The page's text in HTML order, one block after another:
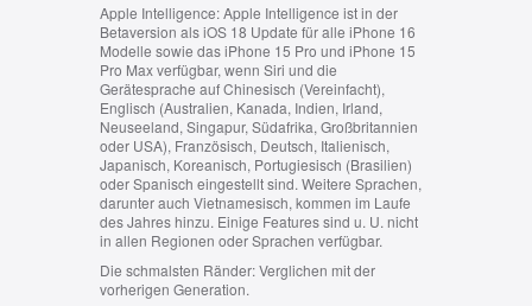
Apple Intelligence:Apple Intelligence ist in der
Betaversion als iOS 18 Update für alle iPhone 16
Modelle sowie das iPhone 15 Pro und iPhone 15
Pro Max verfügbar, wenn Siri und die
Gerätesprache auf Chinesisch (Vereinfacht),
Englisch (Australien, Kanada, Indien, Irland,
Neuseeland, Singapur, Südafrika, Großbritannien
oder USA), Französisch, Deutsch, Italienisch,
Japanisch, Koreanisch, Portugiesisch (Brasilien)
oder Spanisch eingestellt sind. Weitere Sprachen,
darunter auch Vietnamesisch, kommen im Laufe
des Jahres hinzu. Einige Features sind u. U. nicht
in allen Regionen oder Sprachen verfügbar.
Die schmalsten Ränder:Verglichen mit der
vorherigen Generation.